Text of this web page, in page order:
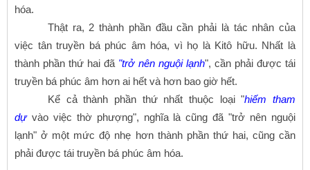
hóa.
Thật ra, 2 thành phần đầu cần phải là tác nhân của
việc tân truyền bá phúc âm hóa, vì họ là Kitô hữu. Nhất là
thành phần thứ hai đã "trở nên nguội lạnh", cần phải được tái
truyền bá phúc âm hơn ai hết và hơn bao giờ hết.
Kể cả thành phần thứ nhất thuộc loại "hiếm tham
dựvào việc thờ phượng", nghĩa là cũng đã "trở nên nguội
lạnh" ở một mức độ nhẹ hơn thành phần thứ hai, cũng cần
phải được tái truyền bá phúc âm hóa.